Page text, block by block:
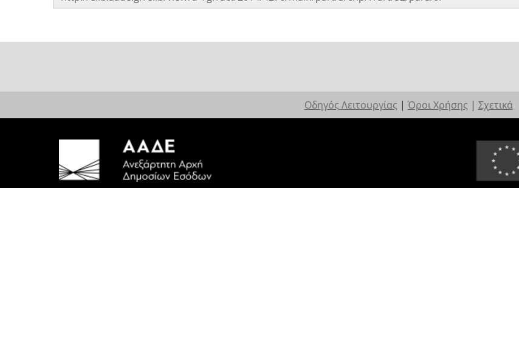
Οδηγός Λειτουργίας | Όροι Χρήσης | Σχετικά